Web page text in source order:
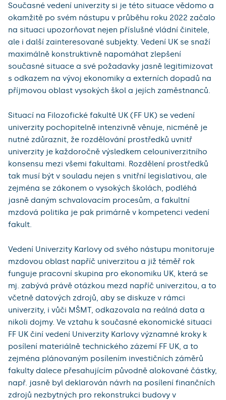
Současné vedení univerzity si je této situace vědomo a
okamžitě po svém nástupu v průběhu roku 2022 začalo
na situaci upozorňovat nejen příslušné vládní činitele,
ale i další zainteresované subjekty. Vedení UK se snaží
maximálně konstruktivně napomáhat zlepšení
současné situace a své požadavky jasně legitimizovat
s odkazem na vývoj ekonomiky a externích dopadů na
příjmovou oblast vysokých škol a jejích zaměstnanců.
Situací na Filozofické fakultě UK (FF UK) se vedení
univerzity pochopitelně intenzivně věnuje, nicméně je
nutné zdůraznit, že rozdělování prostředků uvnitř
univerzity je každoročně výsledkem celouniverzitního
konsensu mezi všemi fakultami. Rozdělení prostředků
tak musí být v souladu nejen s vnitřní legislativou, ale
zejména se zákonem o vysokých školách, podléhá
jasně daným schvalovacím procesům, a fakultní
mzdová politika je pak primárně v kompetenci vedení
fakult.
Vedení Univerzity Karlovy od svého nástupu monitoruje
mzdovou oblast napříč univerzitou a již téměř rok
funguje pracovní skupina pro ekonomiku UK, která se
mj. zabývá právě otázkou mezd napříč univerzitou, a to
včetně datových zdrojů, aby se diskuze v rámci
univerzity, i vůči MŠMT, odkazovala na reálná data a
nikoli dojmy. Ve vztahu k současné ekonomické situaci
FF UK činí vedení Univerzity Karlovy významné kroky k
posílení materiálně technického zázemí FF UK, a to
zejména plánovaným posílením investičních záměrů
fakulty dalece přesahujícím původně alokované částky,
např. jasně byl deklarován návrh na posílení finančních
zdrojů nezbytných pro rekonstrukci budovy v